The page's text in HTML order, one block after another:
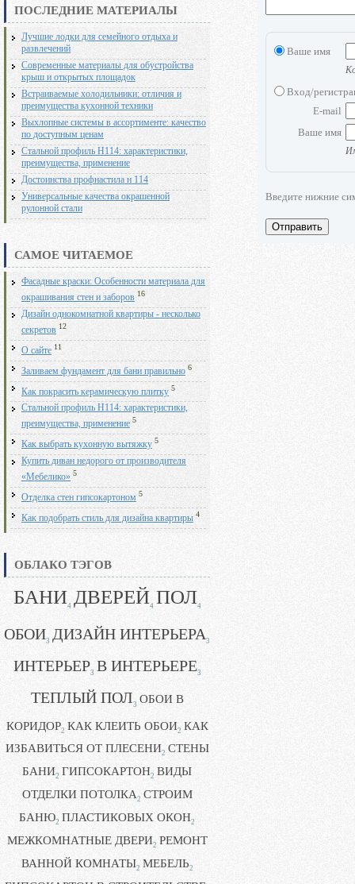
ПОСЛЕДНИЕ МАТЕРИАЛЫ
Лучшие лодки для семейного отдыха и
развлечений
Современные материалы для обустройства
крыш и открытых площадок
Встраиваемые холодильники: отличия и
преимущества кухонной техники
Выхлопные системы в ассортименте: качество
по доступным ценам
Стальной профиль Н114: характеристики,
преимущества, применение
Достоинства профнастила н 114
Универсальные качества окрашенной
рулонной стали
САМОЕ ЧИТАЕМОЕ
Фасадные краски: Особенности материала для
окрашивания стен и заборов 16
Дизайн однокомнатной квартиры - несколько
секретов 12
О сайте 11
Заливаем фундамент для бани правильно 6
Как покрасить керамическую плитку 5
Стальной профиль Н114: характеристики,
преимущества, применение 5
Как выбрать кухонную вытяжку 5
Купить диван недорого от производителя
«Мебелико» 5
Отделка стен гипсокартоном 5
Как подобрать стиль для дизайна квартиры 4
ОБЛАКО ТЭГОВ
БАНИ4 ДВЕРЕЙ4 ПОЛ4
ОБОИ3 ДИЗАЙН ИНТЕРЬЕРА3
ИНТЕРЬЕР3 В ИНТЕРЬЕРЕ3
ТЕПЛЫЙ ПОЛ3 ОБОИ В
КОРИДОР2 КАК КЛЕИТЬ ОБОИ2 КАК
ИЗБАВИТЬСЯ ОТ ПЛЕСЕНИ2 СТЕНЫ
БАНИ2 ГИПСОКАРТОН2 ВИДЫ
ОТДЕЛКИ ПОТОЛКА2 СТРОИМ
БАНЮ2 ПЛАСТИКОВЫХ ОКОН2
МЕЖКОМНАТНЫЕ ДВЕРИ2 РЕМОНТ
ВАННОЙ КОМНАТЫ2 МЕБЕЛЬ2
Ваше имя
Вход/
E-mail
Ваше имя
Введите нижние
Отправить